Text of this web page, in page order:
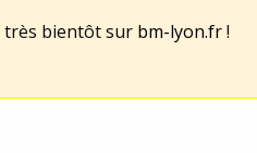
très bientôt sur bm-lyon.fr!